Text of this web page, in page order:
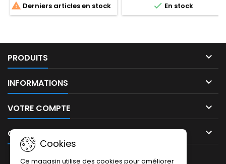
 Derniers articles en stock  En stock
PRODUITS 
INFORMATIONS 
VOTRE COMPTE 
CONTACT 
Cookies
Ce magasin utilise des cookies pour améliorer
LETTRE D'INFORMATIONS